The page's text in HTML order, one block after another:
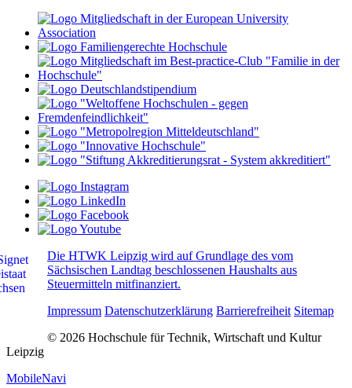
Die HTWK Leipzig wird auf Grundlage des vom
Sächsischen Landtag beschlossenen Haushalts aus
Steuermitteln mitfinanziert.
Impressum Datenschutzerklärung Barrierefreiheit Sitemap
© 2026 Hochschule für Technik, Wirtschaft und Kultur
Leipzig
MobileNavi